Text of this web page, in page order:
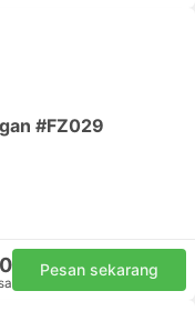
#FZ029
Pesan sekarang